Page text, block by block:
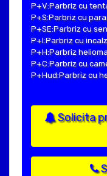
P+V:Parbriz cu
P+S:Parbriz cu
P+SE:Parbriz cu
P+I:Parbriz cu
P+H:Parbriz
P+C:Parbriz cu
P+Hud:Parbriz cu
Solicita